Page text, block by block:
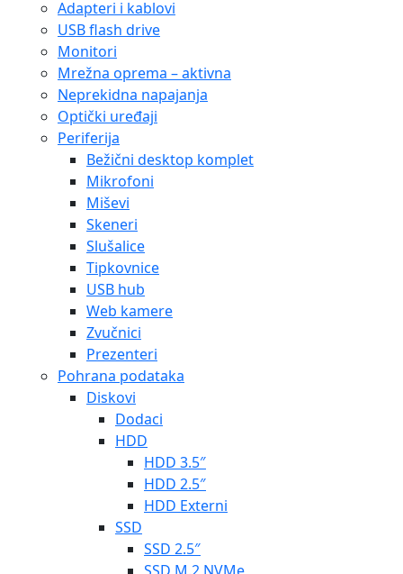
Adapteri i kablovi
USB flash drive
Monitori
Mrežna oprema – aktivna
Neprekidna napajanja
Optički uređaji
Periferija
Bežični desktop komplet
Mikrofoni
Miševi
Skeneri
Slušalice
Tipkovnice
USB hub
Web kamere
Zvučnici
Prezenteri
Pohrana podataka
Diskovi
Dodaci
HDD
HDD 3.5″
HDD 2.5″
HDD Externi
SSD
SSD 2.5″